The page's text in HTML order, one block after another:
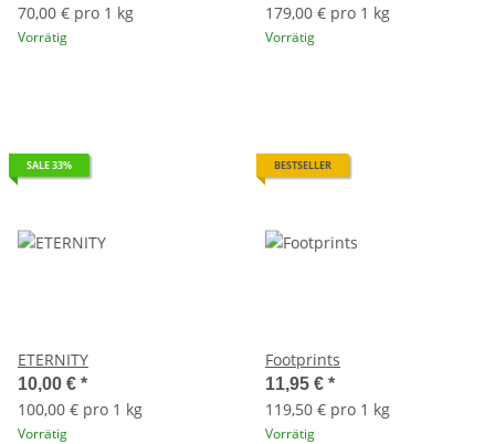
70,00 € pro 1 kg
Vorrätig
179,00 € pro 1 kg
Vorrätig
SALE 33%
ETERNITY
10,00 € *
100,00 € pro 1 kg
Vorrätig
BESTSELLER
Footprints
11,95 € *
119,50 € pro 1 kg
Vorrätig